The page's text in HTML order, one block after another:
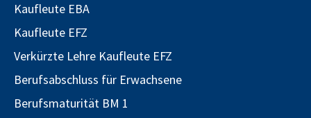
Kaufleute EBA
Kaufleute EFZ
Verkürzte Lehre Kaufleute EFZ
Berufsabschluss für Erwachsene
Berufsmaturität BM 1